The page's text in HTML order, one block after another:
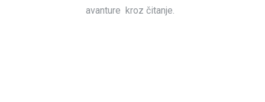
avanture kroz čitanje.